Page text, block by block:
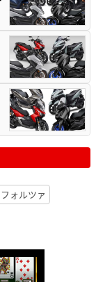
フォルツァ